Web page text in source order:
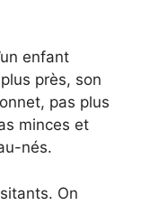
enfant
près, son
pas plus
minces et
nés.
On